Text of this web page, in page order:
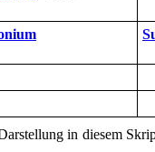
in diesem